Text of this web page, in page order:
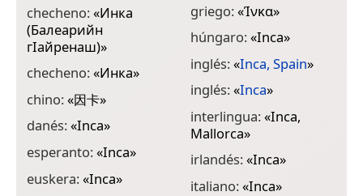
checheno:«Инка
(Балеарийн
гӀайренаш)»
checheno:«Инка»
chino:«因卡»
danés:«Inca»
esperanto:«Inca»
euskera:«Inca»
griego:«Ίνκα»
húngaro:«Inca»
inglés:«Inca, Spain»
inglés:«Inca»
interlingua:«Inca,
Mallorca»
irlandés:«Inca»
italiano:«Inca»